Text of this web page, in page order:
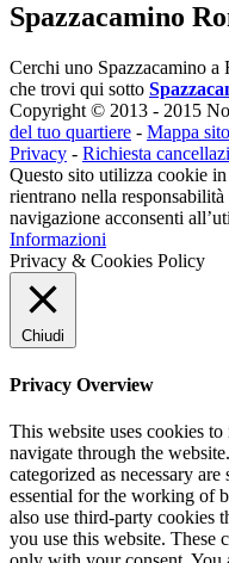
Spazzacamino
Cerchi uno Spazzacamino
che trovi qui sotto
Copyright © 2013 - 2015
del tuo quartiere - Mappa sito
Privacy - Richiesta
Questo sito utilizza cookie
rientrano nella
navigazione acconsenti
Informazioni
Privacy & Cookies Policy
Chiudi
Privacy Overview
This website uses cookies
navigate through the
categorized as necessary
essential for the working of
also use third-party cookies
you use this website. These